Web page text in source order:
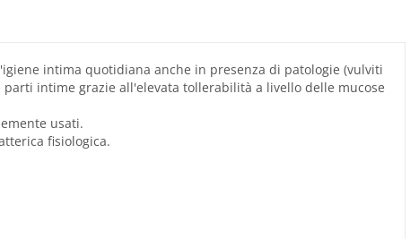
intima quotidiana anche in presenza di patologie (vulviti
intime grazie all'elevata tollerabilità a livello delle mucose
usati.
fisiologica.